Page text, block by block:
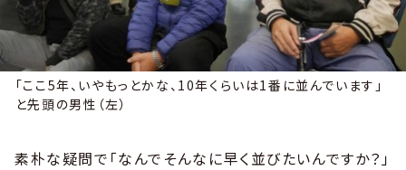
「ここ5年、いやもっとかな、10年くらいは1番に並んでいます」
と先頭の男性（左）
素朴な疑問で「なんでそんなに早く並びたいんですか？」